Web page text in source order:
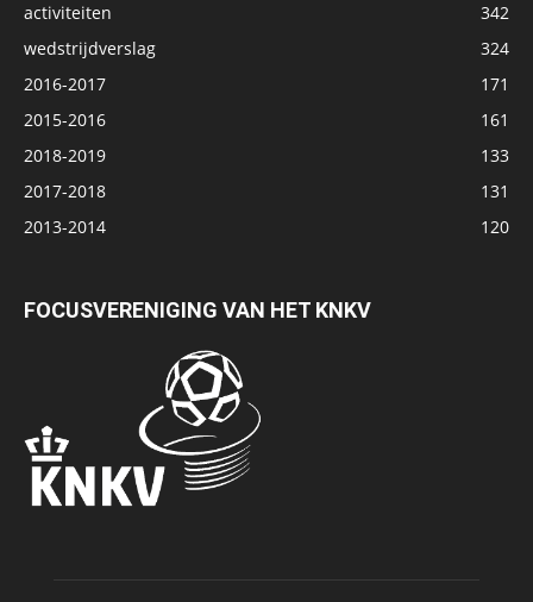
activiteiten
342
wedstrijdverslag
324
2016-2017
171
2015-2016
161
2018-2019
133
2017-2018
131
2013-2014
120
FOCUSVERENIGING VAN HET KNKV